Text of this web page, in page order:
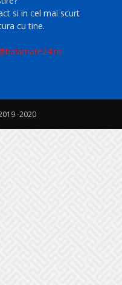
si in cel mai scurt
cu tine.
-2020